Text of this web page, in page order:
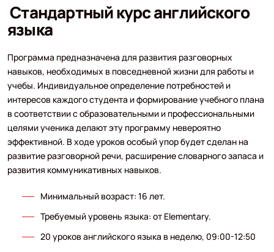
Стандартный курс английского
языка
Программа предназначена для развития разговорных
навыков, необходимых в повседневной жизни для работы и
учебы. Индивидуальное определение потребностей и
интересов каждого студента и формирование учебного плана
в соответствии с образовательными и профессиональными
целями ученика делают эту программу невероятно
эффективной. В ходе уроков особый упор будет сделан на
развитие разговорной речи, расширение словарного запаса и
развития коммуникативных навыков.
Минимальный возраст: 16 лет.
Требуемый уровень языка: от Elementary.
20 уроков английского языка в неделю, 09:00-12:50